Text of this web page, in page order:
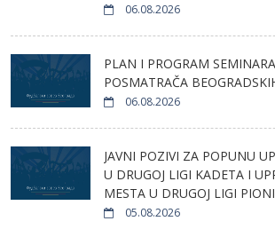
06.08.2026
PLAN I PROGRAM
POSMATRAČA
06.08.2026
JAVNI POZIVI ZA POPUNU
U DRUGOJ LIGI KADETA I
MESTA U DRUGOJ LIGI
05.08.2026